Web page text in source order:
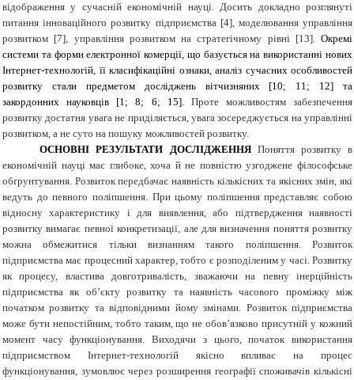
відображення у сучасній економічній науці. Досить докладно розглянуті
питання інноваційного розвитку підприємства [4], моделювання управління
розвитком [7], управління розвитком на стратегічному рівні [13]. Окремі
системи та форми електронної комерції, що базується на використанні нових
Інтернет-технологій, її класифікаційні ознаки, аналіз сучасних особливостей
розвитку стали предметом досліджень вітчизняних [10; 11; 12] та
закордонних науковців [1; 8; 6; 15]. Проте можливостям забезпечення
розвитку достатня увага не приділяється, увага зосереджується на управлінні
розвитком, а не суто на пошуку можливостей розвитку.
ОСНОВНІ РЕЗУЛЬТАТИ ДОСЛІДЖЕННЯ Поняття розвитку в
економічній науці має глибоке, хоча й не повністю узгоджене філософське
обґрунтування. Розвиток передбачає наявність кількісних та якісних змін, які
ведуть до певного поліпшення. При цьому поліпшення представляє собою
відносну характеристику і для виявлення, або підтвердження наявності
розвитку вимагає певної конкретизації, але для визначення поняття розвитку
можна обмежитися тільки визнанням такого поліпшення. Розвиток
підприємства має процесний характер, тобто є розподіленим у часі. Розвитку
як процесу, властива довготривалість, зважаючи на певну інерційність
підприємства як об’єкту розвитку та наявність часового проміжку між
початком розвитку та відповідними йому змінами. Розвиток підприємства
може бути непостійним, тобто таким, що не обов’язково присутній у кожний
момент часу функціонування. Виходячи з цього, початок використання
підприємством Інтернет-технологій якісно впливає на процес
функціонування, зумовлює через розширення географії споживачів кількісні